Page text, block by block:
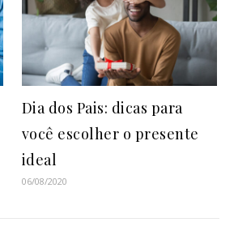
Dia dos Pais: dicas para
você escolher o presente
ideal
06/08/2020